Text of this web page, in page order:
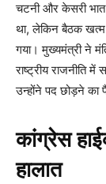
चटनी और केसरी भात
था, लेकिन बैठक खत्म
गया। मुख्यमंत्री ने
राष्ट्रीय राजनीति
उन्होंने पद छोड़ने का
कांग्रेस
हालात